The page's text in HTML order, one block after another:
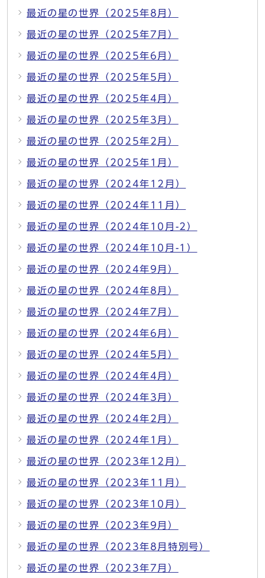
最近の星の世界（2025年8月）
最近の星の世界（2025年7月）
最近の星の世界（2025年6月）
最近の星の世界（2025年5月）
最近の星の世界（2025年4月）
最近の星の世界（2025年3月）
最近の星の世界（2025年2月）
最近の星の世界（2025年1月）
最近の星の世界（2024年12月）
最近の星の世界（2024年11月）
最近の星の世界（2024年10月-2）
最近の星の世界（2024年10月-1）
最近の星の世界（2024年9月）
最近の星の世界（2024年8月）
最近の星の世界（2024年7月）
最近の星の世界（2024年6月）
最近の星の世界（2024年5月）
最近の星の世界（2024年4月）
最近の星の世界（2024年3月）
最近の星の世界（2024年2月）
最近の星の世界（2024年1月）
最近の星の世界（2023年12月）
最近の星の世界（2023年11月）
最近の星の世界（2023年10月）
最近の星の世界（2023年9月）
最近の星の世界（2023年8月特別号）
最近の星の世界（2023年7月）